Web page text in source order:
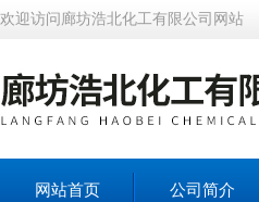
欢迎访问廊坊浩北化工有限公司网站
网站首页 公司简介